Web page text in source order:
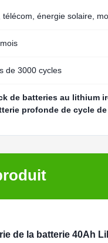
télécom, énergie solaire,
de 3000 cycles
de batteries au lithium
profonde de cycle
de la batterie 40Ah